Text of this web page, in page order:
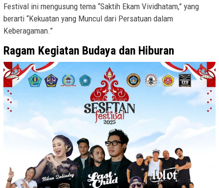
Festival ini mengusung tema “Saktih Ekam Vividhatam,” yang
berarti “Kekuatan yang Muncul dari Persatuan dalam
Keberagaman.”
Ragam Kegiatan Budaya dan Hiburan